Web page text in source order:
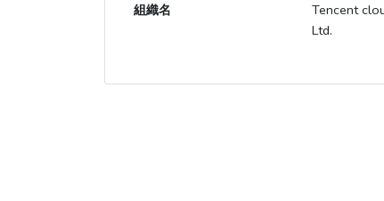
組織名
Tencent
Ltd.